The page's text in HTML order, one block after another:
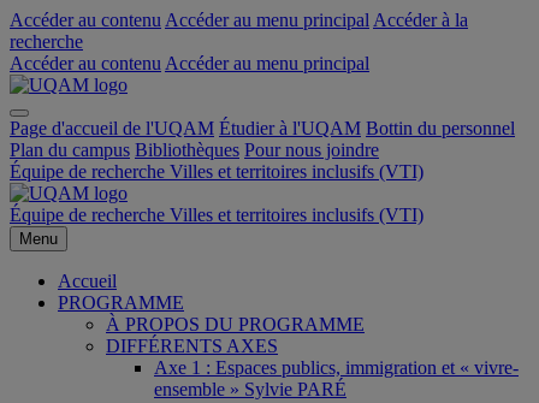
Accéder au contenu Accéder au menu principal Accéder à la
recherche
Accéder au contenu Accéder au menu principal
Page d'accueil de l'UQAM Étudier à l'UQAM Bottin du personnel
Plan du campus Bibliothèques Pour nous joindre
Équipe de recherche Villes et territoires inclusifs (VTI)
Équipe de recherche Villes et territoires inclusifs (VTI)
Menu
Accueil
PROGRAMME
À PROPOS DU PROGRAMME
DIFFÉRENTS AXES
Axe 1 : Espaces publics, immigration et « vivre-
ensemble » Sylvie PARÉ